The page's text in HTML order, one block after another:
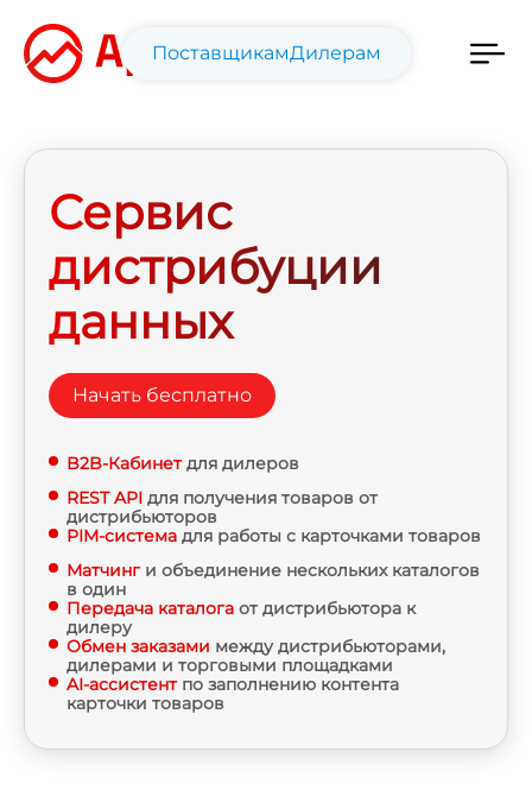
ПоставщикамДилерам
Сервис
дистрибуции
данных
Начать бесплатно
B2B-Кабинет для дилеров
REST API для получения товаров от
дистрибьюторов
PIM-система для работы с карточками товаров
Матчинг и объединение нескольких каталогов
в один
Передача каталога от дистрибьютора к
дилеру
Обмен заказами между дистрибьюторами,
дилерами и торговыми площадками
AI-ассистент по заполнению контента
карточки товаров